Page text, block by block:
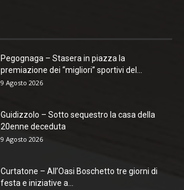
Pegognaga – Stasera in piazza la
premiazione dei “migliori” sportivi del...
9 Agosto 2026
Guidizzolo – Sotto sequestro la casa della
20enne deceduta
9 Agosto 2026
Curtatone – All’Oasi Boschetto tre giorni di
festa e iniziative a...